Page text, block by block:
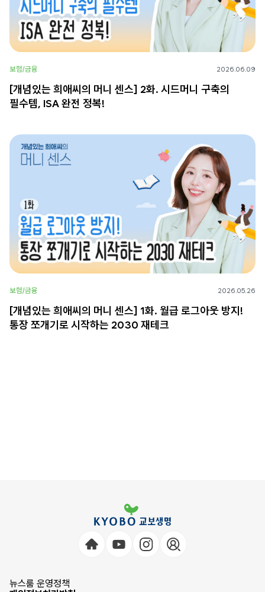
보험/금융 2026.06.09
[개념있는 희애씨의 머니 센스] 2화. 시드머니 구축의
필수템, ISA 완전 정복!
보험/금융 2026.05.26
[개념있는 희애씨의 머니 센스] 1화. 월급 로그아웃 방지!
통장 쪼개기로 시작하는 2030 재테크
뉴스룸 운영정책